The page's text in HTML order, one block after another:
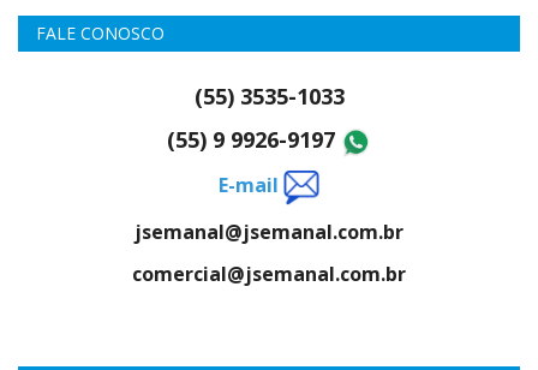
FALE CONOSCO
(55) 3535-1033
(55) 9 9926-9197
E-mail
jsemanal@jsemanal.com.br
comercial@jsemanal.com.br